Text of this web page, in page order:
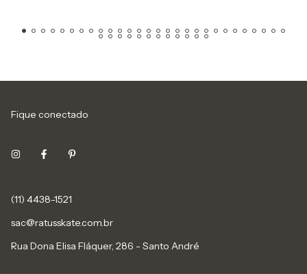
Fique conectado
(11) 4438-1521
sac@ratusskate.com.br
Rua Dona Elisa Fláquer, 286 - Santo André